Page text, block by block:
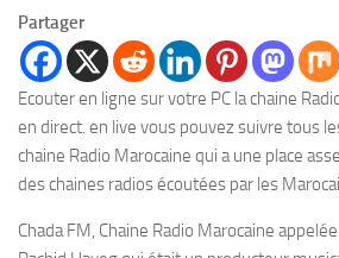
Partager
Ecouter en ligne sur votre PC la chaine
en direct. en live vous pouvez suivre tous
chaine Radio Marocaine qui a une place
des chaines radios écoutées par les
Chada FM, Chaine Radio Marocaine